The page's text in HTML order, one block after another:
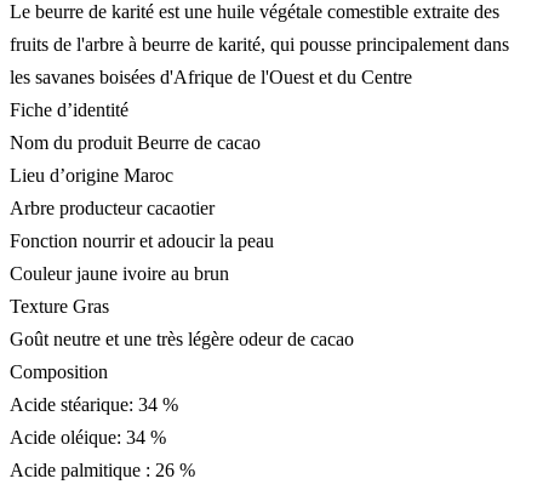
Le beurre de karité est une huile végétale comestible extraite des
fruits de l'arbre à beurre de karité, qui pousse principalement dans
les savanes boisées d'Afrique de l'Ouest et du Centre
Fiche d’identité
Nom du produit Beurre de cacao
Lieu d’origine Maroc
Arbre producteur cacaotier
Fonction nourrir et adoucir la peau
Couleur jaune ivoire au brun
Texture Gras
Goût neutre et une très légère odeur de cacao
Composition
Acide stéarique: 34 %
Acide oléique: 34 %
Acide palmitique : 26 %